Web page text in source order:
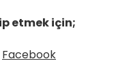
etmek için;
Facebook